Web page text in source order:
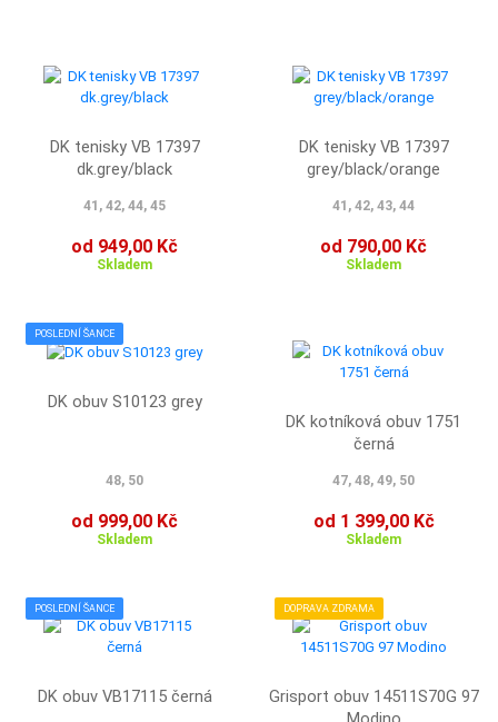
DK tenisky VB 17397
dk.grey/black
41, 42, 44, 45
od 949,00 Kč
Skladem
DK tenisky VB 17397
grey/black/orange
41, 42, 43, 44
od 790,00 Kč
Skladem
POSLEDNÍ ŠANCE
DK obuv S10123 grey
48, 50
od 999,00 Kč
Skladem
DK kotníková obuv 1751
černá
47, 48, 49, 50
od 1 399,00 Kč
Skladem
POSLEDNÍ ŠANCE
DK obuv VB17115 černá
DOPRAVA ZDRAMA
Grisport obuv 14511S70G 97